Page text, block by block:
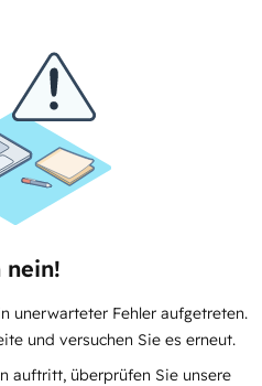
nein!
unerwarteter Fehler aufgetreten.
und versuchen Sie es erneut.
auftritt, überprüfen Sie unsere